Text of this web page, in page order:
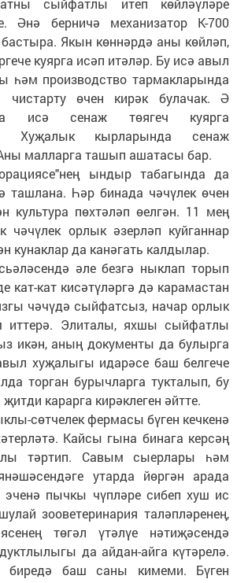
сыйфатлы итеп көйләүләре
Әнә берничә механизатор К-700
Якын көннәрдә аны көйләп,
куярга исәп итәләр. Бу исә авыл
һәм производство тармакларында
чистарту өчен кирәк булачак. Ә
исә сенаж төягеч куярга
Хуҗалык кырларында сенаж
малларга ташып ашатасы бар.
ындыр табагында да
ташлана. Һәр бинада чәчүлек өчен
культура пөхтәләп өелгән. 11 мең
чәчүлек орлык әзерләп куйганнар
кунаклар да канәгать калдылар.
әле безгә ныклап торып
кат-кат кисәтүләргә дә карамастан
чәчүдә сыйфатсыз, начар орлык
иттерә. Элиталы, яхшы сыйфатлы
икән, аның документы да булырга
хуҗалыгы идарәсе баш белгече
торган бурычларга тукталып, бу
карарга кирәклеген әйтте.
сөтчелек фермасы бүген кечкенә
Кайсы гына бинага керсәң
тәртип. Савым сыерлары һәм
утарда йөргән арада
эченә пычкы чүпләре сибеп хуш ис
зооветеринария таләпләренең,
төгәл үтәлүе нәтиҗәсендә
да айдан-айга күтәрелә.
биредә баш саны кимеми. Бүген